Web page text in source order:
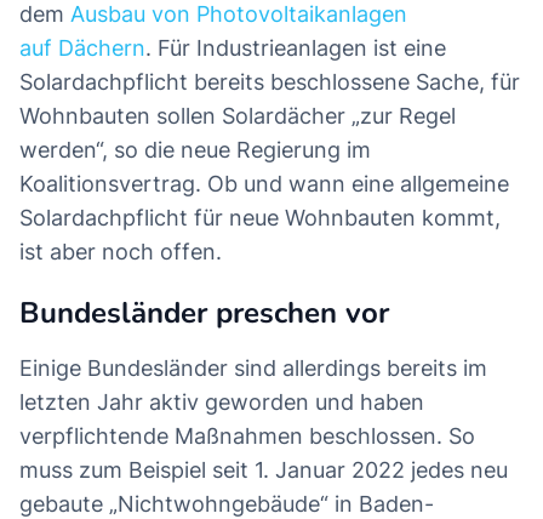
dem Ausbau von Photovoltaikanlagen
auf Dächern. Für Industrieanlagen ist eine
Solardachpflicht bereits beschlossene Sache, für
Wohnbauten sollen Solardächer „zur Regel
werden“, so die neue Regierung im
Koalitionsvertrag. Ob und wann eine allgemeine
Solardachpflicht für neue Wohnbauten kommt,
ist aber noch offen.
Bundesländer preschen vor
Einige Bundesländer sind allerdings bereits im
letzten Jahr aktiv geworden und haben
verpflichtende Maßnahmen beschlossen. So
muss zum Beispiel seit 1. Januar 2022 jedes neu
gebaute „Nichtwohngebäude“ in Baden-